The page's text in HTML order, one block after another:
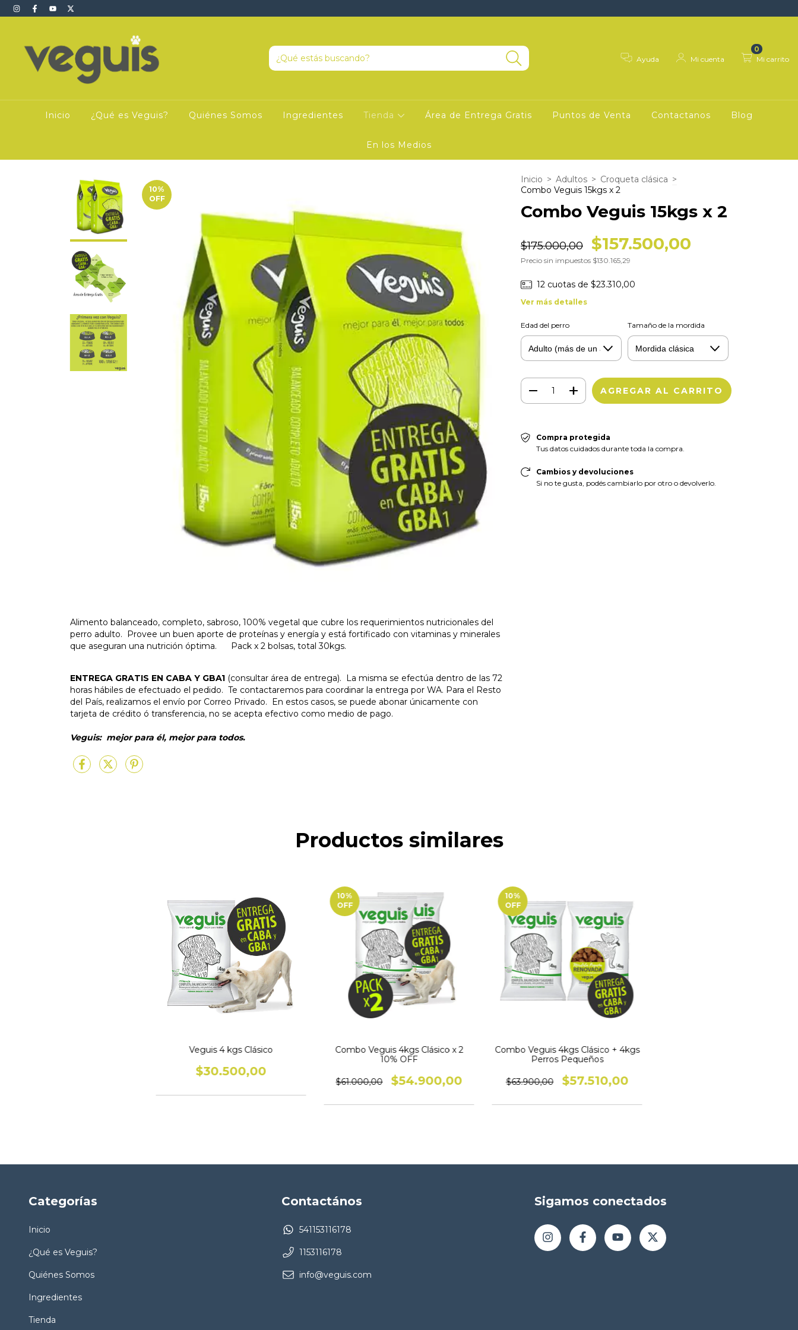
Ayuda Mi cuenta Mi carrito
0
Inicio ¿Qué es Veguis? Quiénes Somos Ingredientes Tienda Área de Entrega Gratis Puntos de Venta Contactanos Blog
En los Medios
10%
OFF
Alimento balanceado, completo, sabroso, 100% vegetal que cubre los requerimientos nutricionales del
perro adulto. Provee un buen aporte de proteínas y energía y está fortificado con vitaminas y minerales
que aseguran una nutrición óptima. Pack x 2 bolsas, total 30kgs.
ENTREGA GRATIS EN CABA Y GBA1 (consultar área de entrega). La misma se efectúa dentro de las 72
horas hábiles de efectuado el pedido. Te contactaremos para coordinar la entrega por WA. Para el Resto
del País, realizamos el envío por Correo Privado. En estos casos, se puede abonar únicamente con
tarjeta de crédito ó transferencia, no se acepta efectivo como medio de pago.
Veguis: mejor para él, mejor para todos.
Inicio > Adultos > Croqueta clásica >
Combo Veguis 15kgs x 2
Combo Veguis 15kgs x 2
$175.000,00 $157.500,00
Precio sin impuestos $130.165,29
12 cuotas de $23.310,00
Ver más detalles
Edad del perro Tamaño de la mordida
Compra protegida
Tus datos cuidados durante toda la compra.
Cambios y devoluciones
Si no te gusta, podés cambiarlo por otro o devolverlo.
Productos similares
Veguis 4 kgs Clásico
$30.500,00
10%
OFF
Combo Veguis 4kgs Clásico x 2
10% OFF
$61.000,00 $54.900,00
10%
OFF
Combo Veguis 4kgs Clásico + 4kgs
Perros Pequeños
$63.900,00 $57.510,00
Categorías
Inicio
¿Qué es Veguis?
Quiénes Somos
Ingredientes
Tienda
Contactános
541153116178
1153116178
info@veguis.com
Sigamos conectados